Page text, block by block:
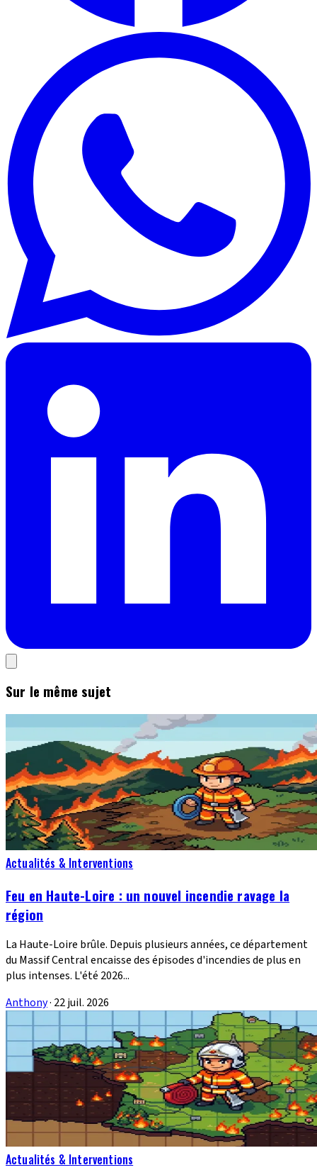
Sur le même sujet
Actualités & Interventions
Feu en Haute-Loire : un nouvel incendie ravage la
région
La Haute-Loire brûle. Depuis plusieurs années, ce département
du Massif Central encaisse des épisodes d'incendies de plus en
plus intenses. L'été 2026...
Anthony· 22 juil. 2026
Actualités & Interventions